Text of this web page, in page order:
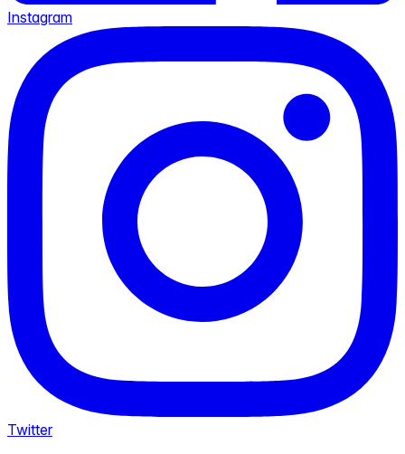
Instagram
Twitter